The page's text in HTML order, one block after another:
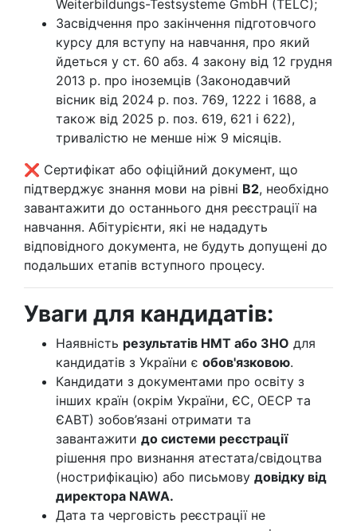
Weiterbildungs-Testsysteme GmbH (TELC);
Засвідчення про закінчення підготовчого
курсу для вступу на навчання, про який
йдеться у ст. 60 абз. 4 закону від 12 грудня
2013 р. про іноземців (Законодавчий
вісник від 2024 р. поз. 769, 1222 і 1688, а
також від 2025 р. поз. 619, 621 і 622),
тривалістю не менше ніж 9 місяців.
❌ Сертифікат або офіційний документ, що
підтверджує знання мови на рівні B2, необхідно
завантажити до останнього дня реєстрації на
навчання. Абітурієнти, які не нададуть
відповідного документа, не будуть допущені до
подальших етапів вступного процесу.
Уваги для кандидатів:
Наявність результатів НМТ або ЗНО для
кандидатів з України є обов'язковою.
Кандидати з документами про освіту з
інших країн (окрім України, ЄС, ОЕСР та
ЄАВТ) зобов’язані отримати та
завантажити до системи реєстрації
рішення про визнання атестата/свідоцтва
(нострифікацію) або письмову довідку від
директора NAWA.
Дата та черговість реєстрації не